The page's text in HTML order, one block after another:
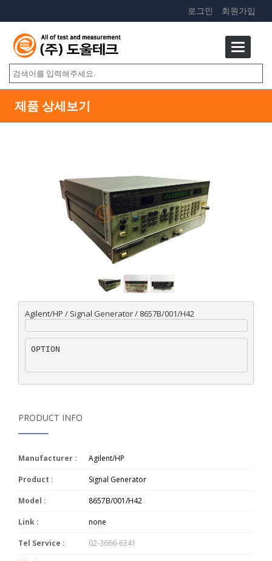
회원가입
로그인
제품 상세보기
Agilent/HP / Signal Generator / 8657B/001/H42
OPTION
PRODUCT INFO
Manufacturer : Agilent/HP
Product : Signal Generator
Model : 8657B/001/H42
Link : none
Tel Service : 02-3666-6341